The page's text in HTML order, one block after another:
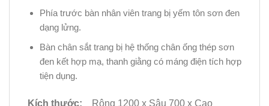
Phía trước bàn nhân viên trang bị yếm tôn sơn đen
dạng lửng.
Bàn chân sắt trang bị hệ thống chân ống thép sơn
đen kết hợp mạ, thanh giằng có máng điện tích hợp
tiện dụng.
Kích thước: Rộng 1200 x Sâu 700 x Cao